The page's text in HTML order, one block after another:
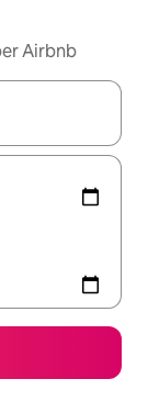
Airbnb
galite